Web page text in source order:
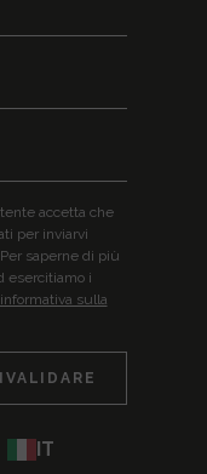
accetta che
per inviarvi
saperne di più
esercitiamo i
informativa sulla
IT